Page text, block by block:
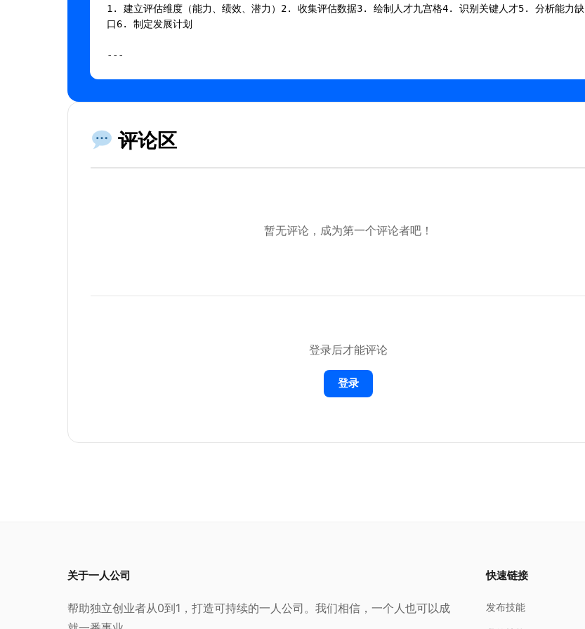
1. 建立评估维度（能力、绩效、潜力）2. 收集评估数据3. 绘制人才九宫格4. 识别关键人才5. 分析能力缺
口6. 制定发展计划
---
``` 评论区
暂无评论，成为第一个评论者吧！
登录后才能评论
登录
关于一人公司
帮助独立创业者从0到1，打造可持续的一人公司。我们相信，一个人也可以成
快速链接
发布技能